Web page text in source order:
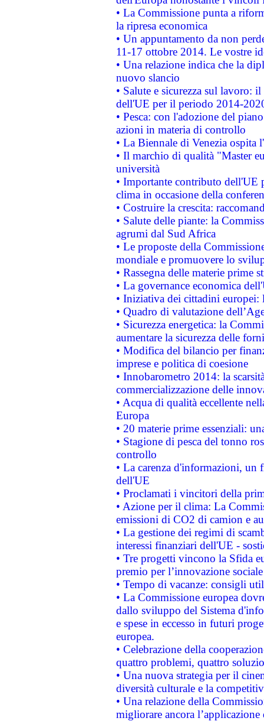
• La Commissione punta a
la ripresa economica
• Un appuntamento da non
11-17 ottobre 2014. Le vostre
• Una relazione indica che la
nuovo slancio
• Salute e sicurezza sul lavoro:
dell'UE per il periodo 2014-
• Pesca: con l'adozione del
azioni in materia di controllo
• La Biennale di Venezia ospita
• Il marchio di qualità "Master
università
• Importante contributo dell'UE
clima in occasione della
• Costruire la crescita:
• Salute delle piante: la
agrumi dal Sud Africa
• Le proposte della
mondiale e promuovere lo
• Rassegna delle materie prime
• La governance economica
• Iniziativa dei cittadini
• Quadro di valutazione
• Sicurezza energetica: la
aumentare la sicurezza delle
• Modifica del bilancio per
imprese e politica di coesione
• Innobarometro 2014: la
commercializzazione delle
• Acqua di qualità eccellente
Europa
• 20 materie prime essenziali:
• Stagione di pesca del tonno
controllo
• La carenza d'informazioni, un
dell'UE
• Proclamati i vincitori della
• Azione per il clima: La
emissioni di CO2 di camion e
• La gestione dei regimi di
interessi finanziari dell'UE -
• Tre progetti vincono la Sfida
premio per l’innovazione sociale
• Tempo di vacanze: consigli
• La Commissione europea
dallo sviluppo del Sistema
e spese in eccesso in futuri
europea.
• Celebrazione della
quattro problemi, quattro
• Una nuova strategia per il
diversità culturale e la
• Una relazione della
migliorare ancora